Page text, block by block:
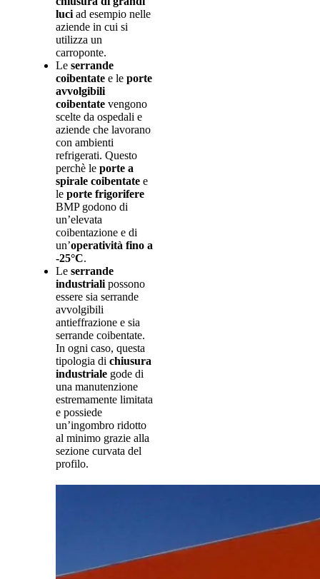
luci ad esempio nelle
aziende in cui si
utilizza un
carroponte.
Le serrande
coibentate e le porte
avvolgibili
coibentate vengono
scelte da ospedali e
aziende che lavorano
con ambienti
refrigerati. Questo
perchè le porte a
spirale coibentate e
le porte frigorifere
BMP godono di
un’elevata
coibentazione e di
un’operatività fino a
-25°C.
Le serrande
industriali possono
essere sia serrande
avvolgibili
antieffrazione e sia
serrande coibentate.
In ogni caso, questa
tipologia di chiusura
industriale gode di
una manutenzione
estremamente limitata
e possiede
un’ingombro ridotto
al minimo grazie alla
sezione curvata del
profilo.